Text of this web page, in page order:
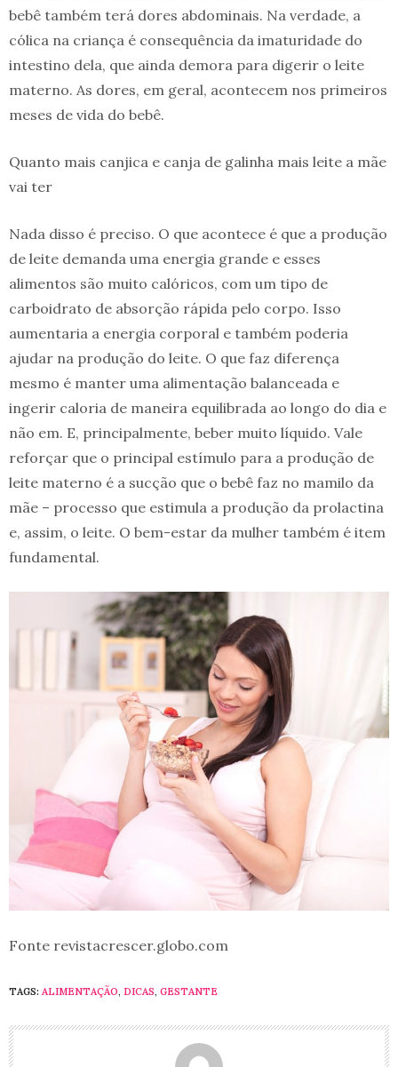
bebê também terá dores abdominais. Na verdade, a
cólica na criança é consequência da imaturidade do
intestino dela, que ainda demora para digerir o leite
materno. As dores, em geral, acontecem nos primeiros
meses de vida do bebê.
Quanto mais canjica e canja de galinha mais leite a mãe
vai ter
Nada disso é preciso. O que acontece é que a produção
de leite demanda uma energia grande e esses
alimentos são muito calóricos, com um tipo de
carboidrato de absorção rápida pelo corpo. Isso
aumentaria a energia corporal e também poderia
ajudar na produção do leite. O que faz diferença
mesmo é manter uma alimentação balanceada e
ingerir caloria de maneira equilibrada ao longo do dia e
não em. E, principalmente, beber muito líquido. Vale
reforçar que o principal estímulo para a produção de
leite materno é a sucção que o bebê faz no mamilo da
mãe – processo que estimula a produção da prolactina
e, assim, o leite. O bem-estar da mulher também é item
fundamental.
Fonte revistacrescer.globo.com
TAGS: ALIMENTAÇÃO, DICAS, GESTANTE